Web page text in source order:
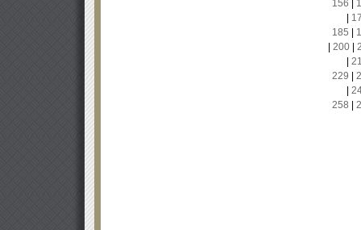
156
185
200|
229
258